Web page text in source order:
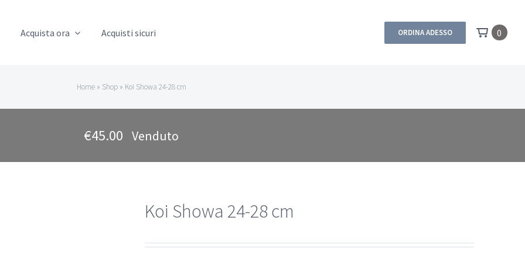
Acquista ora Acquisti sicuri ORDINA ADESSO 0
Home» Shop» Koi Showa 24-28 cm
€45.00 Venduto
Koi Showa 24-28 cm